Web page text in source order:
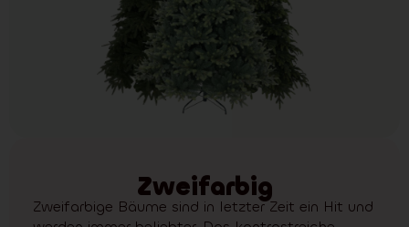
Zweifarbig
Zweifarbige Bäume sind in letzter Zeit ein Hit und